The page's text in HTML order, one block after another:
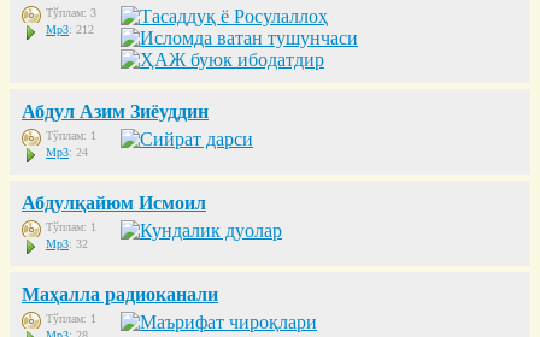
Тўплам: 3
Mp3: 212
Абдул Азим Зиёуддин
Тўплам: 1
Mp3: 24
Абдулқайюм Исмоил
Тўплам: 1
Mp3: 32
Маҳалла радиоканали
Тўплам: 1